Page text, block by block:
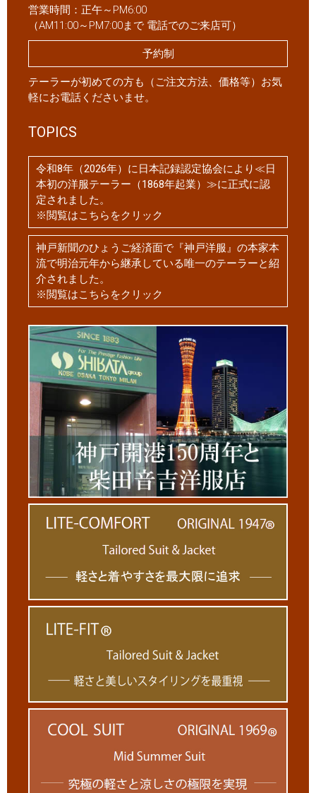
営業時間：正午～PM6:00
（AM11:00～PM7:00まで 電話でのご来店可）
予約制
テーラーが初めての方も（ご注文方法、価格等）お気
軽にお電話くださいませ。
TOPICS
令和8年（2026年）に日本記録認定協会により≪日
本初の洋服テーラー（1868年起業）≫に正式に認
定されました。
※閲覧はこちらをクリック
神戸新聞のひょうご経済面で『神戸洋服』の本家本
流で明治元年から継承している唯一のテーラーと紹
介されました。
※閲覧はこちらをクリック